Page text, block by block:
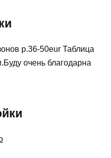
р.36-50eur Таблица
очень благодарна